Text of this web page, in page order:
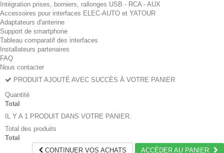
Intégration prises, borniers, rallonges USB - RCA - AUX
Accessoires pour interfaces ELEC-AUTO et YATOUR
Adaptateurs d'antenne
Support de smartphone
Tableau comparatif des interfaces
Installateurs partenaires
FAQ
Nous contacter
PRODUIT AJOUTÉ AVEC SUCCÈS À VOTRE PANIER
Quantité
Total
IL Y A 1 PRODUIT DANS VOTRE PANIER.
Total des produits
Total
CONTINUER VOS ACHATS
ACCÉDER AU PANIER